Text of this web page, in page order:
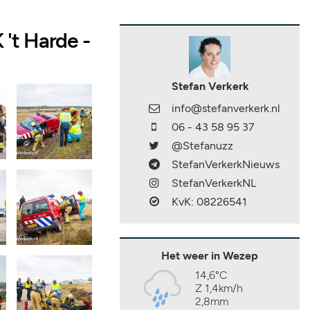
't Harde -
Stefan Verkerk
info@stefanverkerk.nl
06 - 43 58 95 37
@Stefanuzz
StefanVerkerkNieuws
StefanVerkerkNL
KvK: 08226541
Het weer in Wezep
14,6°C
Z 1,4km/h
2,8mm